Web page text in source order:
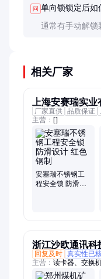
问 单向锁锁定后如
通常有手动解锁
相关厂家
上海安赛瑞实业
厂家直供 品质保证
主营： []
安塞瑞不锈钢工
程安全锁 防滑设
浙江沙欧通讯科
回复及时 真实性已
主营： 读卡器、交换
摄像仪、定位器、保